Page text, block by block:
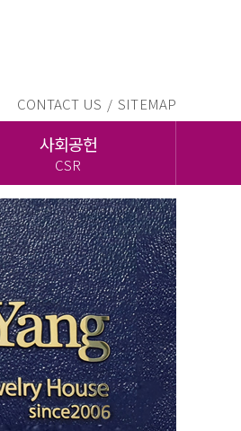
CONTACT US /SITEMAP
사회공헌
CSR